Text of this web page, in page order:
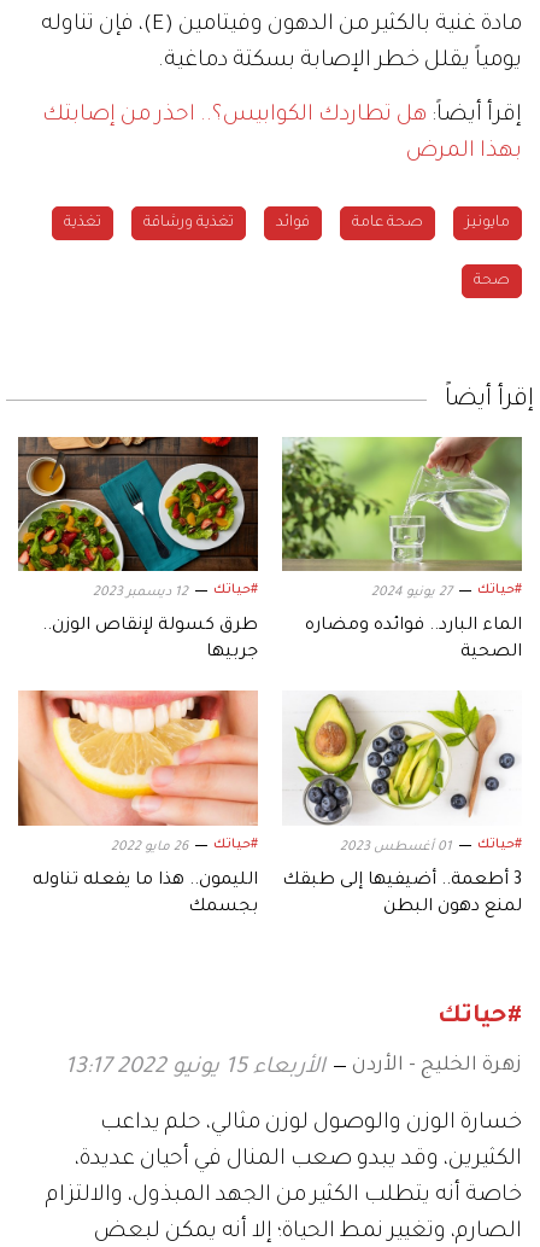
مادة غنية بالكثير من الدهون وفيتامين (E)، فإن تناوله
يومياً يقلل خطر الإصابة بسكتة دماغية.
إقرأ أيضاً: هل تطاردك الكوابيس؟.. احذر من إصابتك
بهذا المرض
مايونيز صحة عامة فوائد تغذية ورشاقة تغذية
صحة
إقرأ أيضاً
#حياتك 27 يونيو 2024
الماء البارد.. فوائده ومضاره
الصحية
#حياتك 12 ديسمبر 2023
طرق كسولة لإنقاص الوزن..
جربيها
#حياتك 01 أغسطس 2023
3 أطعمة.. أضيفيها إلى طبقك
لمنع دهون البطن
#حياتك 26 مايو 2022
الليمون.. هذا ما يفعله تناوله
بجسمك
#حياتك
زهرة الخليج - الأردن الأربعاء 15 يونيو 2022 13:17
خسارة الوزن والوصول لوزن مثالي، حلم يداعب
الكثيرين، وقد يبدو صعب المنال في أحيان عديدة،
خاصة أنه يتطلب الكثير من الجهد المبذول، والالتزام
الصارم، وتغيير نمط الحياة؛ إلا أنه يمكن لبعض